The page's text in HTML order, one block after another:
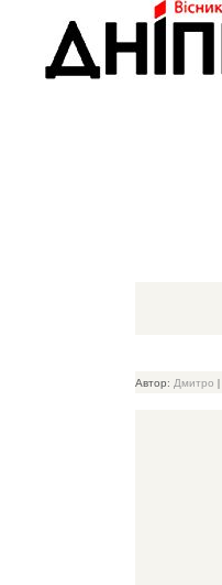
Автор: Дмитро |